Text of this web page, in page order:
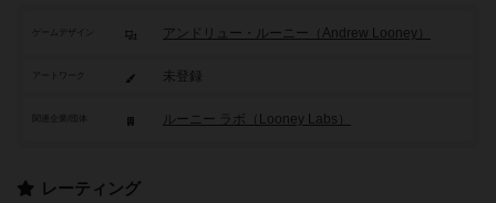
ゲームデザイン アンドリュー・ルーニー（Andrew Looney）
アートワーク 未登録
ルーニー ラボ（Looney Labs）
レーティング